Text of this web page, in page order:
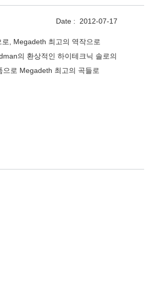
Date : 2012-07-17
, Megadeth 최고의 역작으로
의 환상적인 하이테크닉 솔로의
로 Megadeth 최고의 곡들로